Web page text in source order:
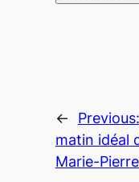
← Previous:
matin idéal
Marie-